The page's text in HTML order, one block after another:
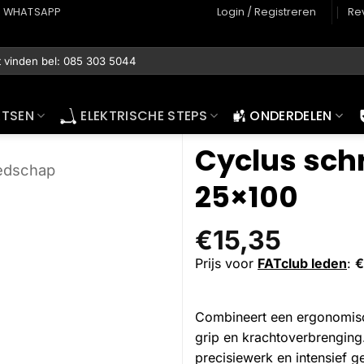
WHATSAPP Login / Registreren
ELEKTRISCHE STEPS ONDERDELEN
Cyclus
25×100
€15,35
Prijs voor FATclub leden: €
Combineert een
grip en
precisiewerk en intensief